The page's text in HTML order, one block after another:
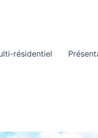
résidentiel